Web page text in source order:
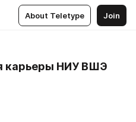
About Teletype Join
карьеры НИУ ВШЭ